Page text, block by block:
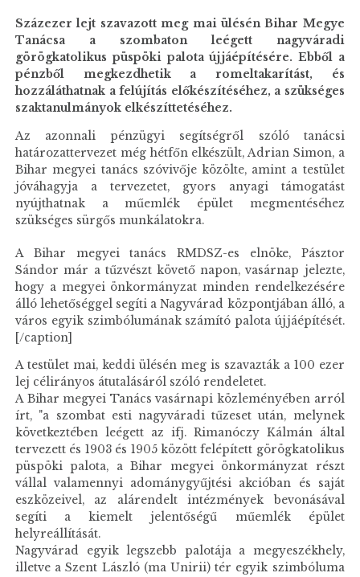
Százezer lejt szavazott meg mai ülésén Bihar Megye
Tanácsa a szombaton leégett nagyváradi
görögkatolikus püspöki palota újjáépítésére. Ebből a
pénzből megkezdhetik a romeltakarítást, és
hozzáláthatnak a felújítás előkészítéséhez, a szükséges
szaktanulmányok elkészíttetéséhez.
Az azonnali pénzügyi segítségről szóló tanácsi
határozattervezet még hétfőn elkészült, Adrian Simon, a
Bihar megyei tanács szóvivője közölte, amint a testület
jóváhagyja a tervezetet, gyors anyagi támogatást
nyújthatnak a műemlék épület megmentéséhez
szükséges sürgős munkálatokra.
A Bihar megyei tanács RMDSZ-es elnöke, Pásztor
Sándor már a tűzvészt követő napon, vasárnap jelezte,
hogy a megyei önkormányzat minden rendelkezésére
álló lehetőséggel segíti a Nagyvárad központjában álló, a
város egyik szimbólumának számító palota újjáépítését.
[/caption]
A testület mai, keddi ülésén meg is szavazták a 100 ezer
lej célirányos átutalásáról szóló rendeletet.
A Bihar megyei Tanács vasárnapi közleményében arról
írt, "a szombat esti nagyváradi tűzeset után, melynek
következtében leégett az ifj. Rimanóczy Kálmán által
tervezett és 1903 és 1905 között felépített görögkatolikus
püspöki palota, a Bihar megyei önkormányzat részt
vállal valamennyi adománygyűjtési akcióban és saját
eszközeivel, az alárendelt intézmények bevonásával
segíti a kiemelt jelentőségű műemlék épület
helyreállítását.
Nagyvárad egyik legszebb palotája a megyeszékhely,
illetve a Szent László (ma Unirii) tér egyik szimbóluma